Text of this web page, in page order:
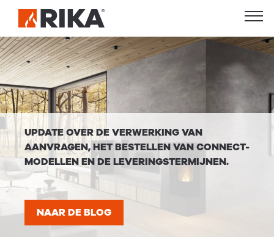
UPDATE OVER DE VERWERKING VAN
AANVRAGEN, HET BESTELLEN VAN CONNECT-
MODELLEN EN DE LEVERINGSTERMIJNEN.
NAAR DE BLOG